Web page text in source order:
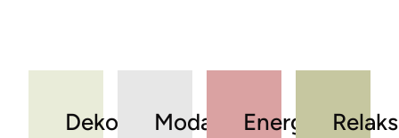
DekoracjeModa Energia Relaks